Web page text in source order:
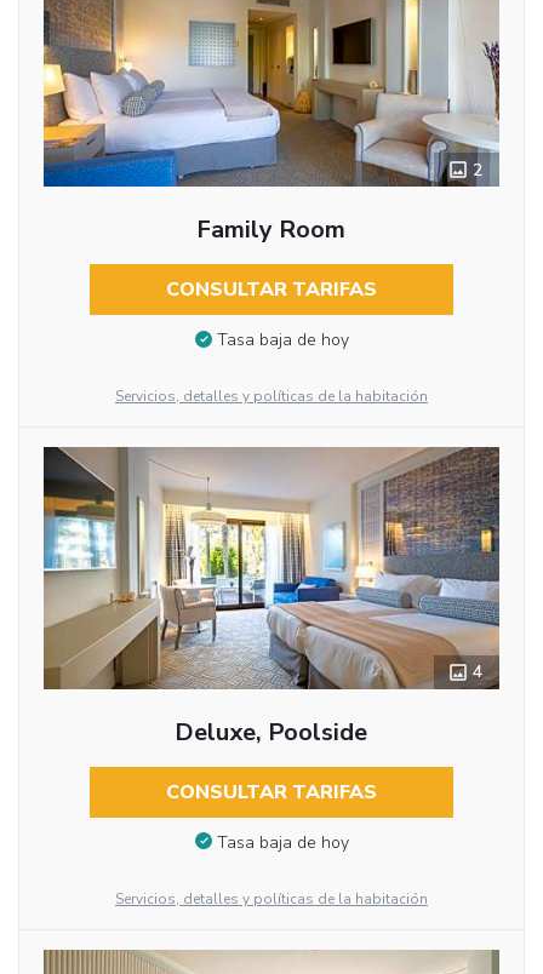
2
Family Room
CONSULTAR TARIFAS
Tasa baja de hoy
Servicios, detalles y políticas de la habitación
4
Deluxe, Poolside
CONSULTAR TARIFAS
Tasa baja de hoy
Servicios, detalles y políticas de la habitación